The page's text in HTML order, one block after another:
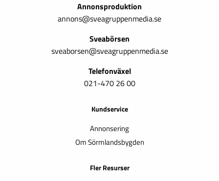
Annonsproduktion
annons@sveagruppenmedia.se
Sveabörsen
sveaborsen@sveagruppenmedia.se
Telefonväxel
021-470 26 00
Kundservice
Annonsering
Om Sörmlandsbygden
Fler Resurser